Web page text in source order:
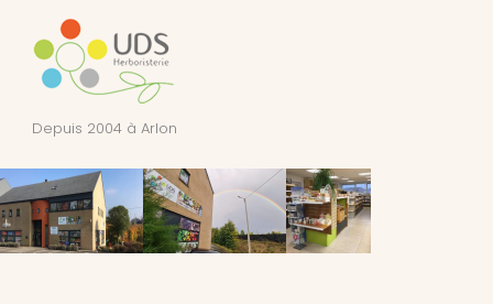
Depuis 2004 à Arlon